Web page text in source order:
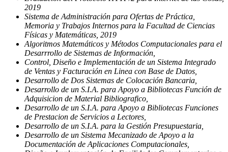
2019
Sistema de Administración para Ofertas de Práctica,
Memoria y Trabajos Internos para la Facultad de Ciencias
Físicas y Matemáticas, 2019
Algoritmos Matemáticos y Métodos Computacionales para el
Desarrrollo de Sistemas de Información,
Control, Diseño e Implementación de un Sistema Integrado
de Ventas y Facturación en Linea con Base de Datos,
Desarrollo de Dos Sistemas de Colocación Bancaria,
Desarrollo de un S.I.A. para Apoyo a Bibliotecas Función de
Adquisicion de Material Bibliografico,
Desarrollo de un S.I.A. para Apoyo a Bibliotecas Funciones
de Prestacion de Servicios a Lectores,
Desarrollo de un S.I.A. para la Gestión Presupuestaria,
Desarrollo de un Sistema Mecanizado de Apoyo a la
Documentación de Aplicaciones Computacionales,